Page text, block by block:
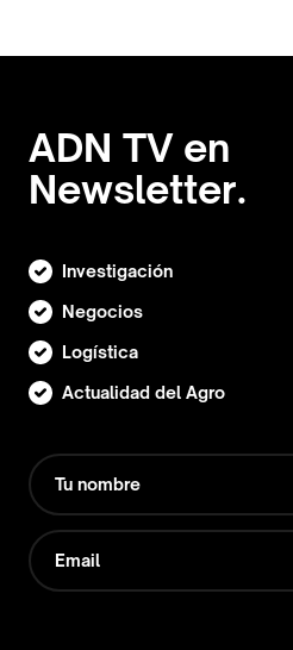
ADN TV en
Newsletter.
Investigación
Negocios
Logística
Actualidad del Agro